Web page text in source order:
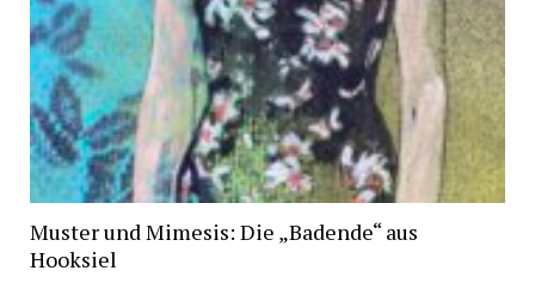
Muster und Mimesis: Die „Badende“ aus
Hooksiel